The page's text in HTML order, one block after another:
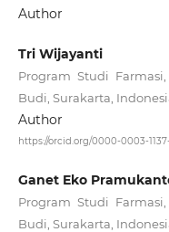
Author
Tri Wijayanti
Program Studi
Budi, Surakarta,
Author
https://orcid.org/0000-0003-
Ganet Eko
Program Studi
Budi, Surakarta,